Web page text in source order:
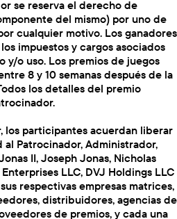
se reserva el derecho de
del mismo) por uno de
cualquier motivo. Los ganadores
impuestos y cargos asociados
o uso. Los premios de juegos
8 y 10 semanas después de la
los detalles del premio
los participantes acuerdan liberar
Patrocinador, Administrador,
II, Joseph Jonas, Nicholas
LLC, DVJ Holdings LLC
respectivas empresas matrices,
distribuidores, agencias de
de premios, y cada una